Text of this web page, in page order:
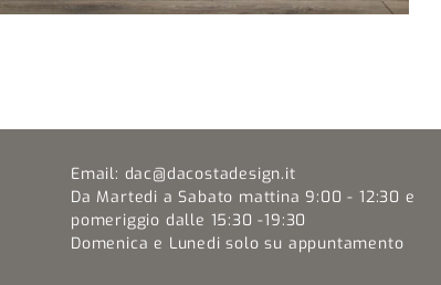
Email: dac@dacostadesign.it
Da Martedi a Sabato mattina 9:00 - 12:30 e
pomeriggio dalle 15:30 -19:30
Domenica e Lunedi solo su appuntamento